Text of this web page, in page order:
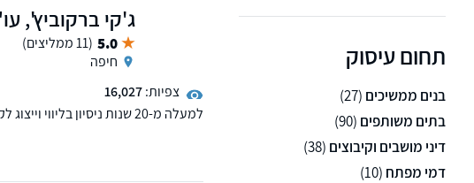
תחום עיסוק
בנים ממשיכים (27)
בתים משותפים (90)
דיני מושבים וקיבוצים (38)
דמי מפתח (10)
ג'קי ברקוביץ',
5.0 (11 ממליצים)
חיפה
צפיות:16,027
למעלה מ-20 שנות ניסיון